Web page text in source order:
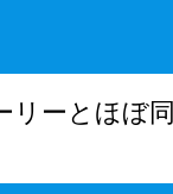
リーとほぼ